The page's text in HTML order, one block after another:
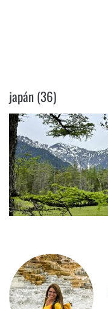
japán (36)